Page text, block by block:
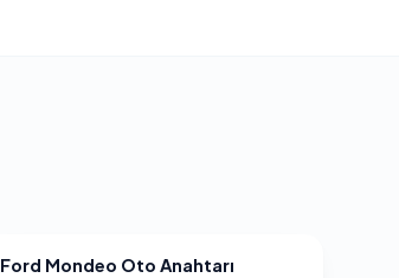
FORD
Ford Mondeo Oto Anahtarı